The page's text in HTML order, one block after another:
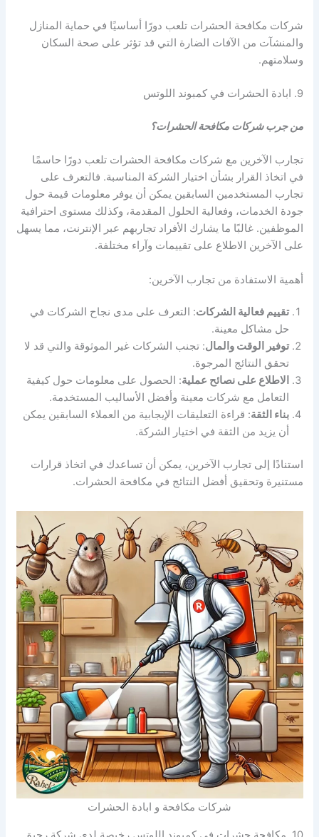
شركات مكافحة الحشرات تلعب دورًا أساسيًا في حماية المنازل
والمنشآت من الآفات الضارة التي قد تؤثر على صحة السكان
وسلامتهم.
9. ابادة الحشرات في كمبوند اللوتس
من جرب شركات مكافحة الحشرات؟
تجارب الآخرين مع شركات مكافحة الحشرات تلعب دورًا حاسمًا
في اتخاذ القرار بشأن اختيار الشركة المناسبة. فالتعرف على
تجارب المستخدمين السابقين يمكن أن يوفر معلومات قيمة حول
جودة الخدمات، وفعالية الحلول المقدمة، وكذلك مستوى احترافية
الموظفين. غالبًا ما يشارك الأفراد تجاربهم عبر الإنترنت، مما يسهل
على الآخرين الاطلاع على تقييمات وآراء مختلفة.
أهمية الاستفادة من تجارب الآخرين:
تقييم فعالية الشركات: التعرف على مدى نجاح الشركات في
حل مشاكل معينة.
توفير الوقت والمال: تجنب الشركات غير الموثوقة والتي قد لا
تحقق النتائج المرجوة.
الاطلاع على نصائح عملية: الحصول على معلومات حول كيفية
التعامل مع شركات معينة وأفضل الأساليب المستخدمة.
بناء الثقة: قراءة التعليقات الإيجابية من العملاء السابقين يمكن
أن يزيد من الثقة في اختيار الشركة.
استنادًا إلى تجارب الآخرين، يمكن أن تساعدك في اتخاذ قرارات
مستنيرة وتحقيق أفضل النتائج في مكافحة الحشرات.
شركات مكافحة و ابادة الحشرات